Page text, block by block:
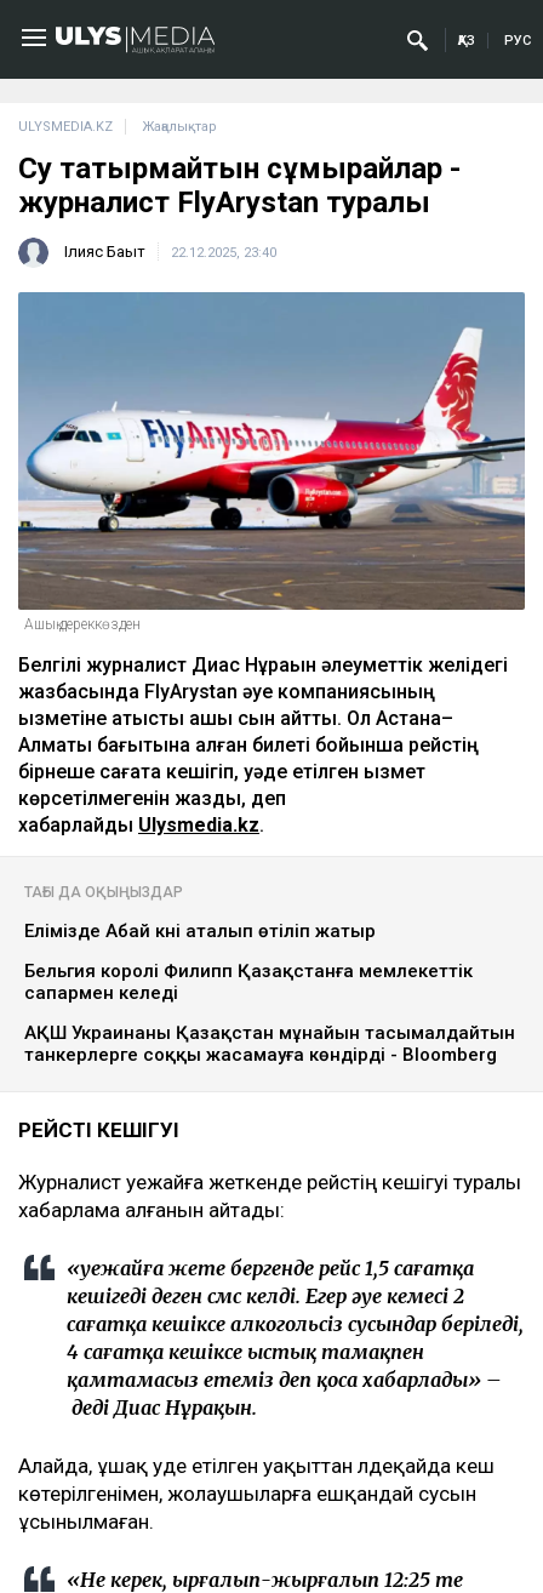
ҚАЗ РУС
ULYSMEDIA.KZ Жаңалықтар
Су татырмайтын сұмырайлар -
журналист FlyArystan туралы
Ілияс Бақыт 22.12.2025, 23:40
Ашық дереккөзден
Белгілі журналист Диас Нұрақын әлеуметтік желідегі
жазбасында FlyArystan әуе компаниясының
қызметіне қатысты ашық сын айтты. Ол Астана–
Алматы бағытына алған билеті бойынша рейстің
бірнеше сағатқа кешігіп, уәде етілген қызмет
көрсетілмегенін жазды, деп
хабарлайды Ulysmedia.kz.
ТАҒЫ ДА ОҚЫҢЫЗДАР
Елімізде Абай күні аталып өтіліп жатыр
Бельгия королі Филипп Қазақстанға мемлекеттік
сапармен келеді
АҚШ Украинаны Қазақстан мұнайын тасымалдайтын
танкерлерге соққы жасамауға көндірді - Bloomberg
РЕЙСТІҢ КЕШІГУІ
Журналист әуежайға жеткенде рейстің кешігуі туралы
хабарлама алғанын айтады:
«Әуежайға жете бергенде рейс 1,5 сағатқа
кешігеді деген смс келді. Егер әуе кемесі 2
сағатқа кешіксе алкогольсіз сусындар беріледі,
4 сағатқа кешіксе ыстық тамақпен
қамтамасыз етеміз деп қоса хабарлады» –
деді Диас Нұрақын.
Алайда, ұшақ уәде етілген уақыттан әлдеқайда кеш
көтерілгенімен, жолаушыларға ешқандай сусын
ұсынылмаған.
«Не керек, ырғалып-жырғалып 12:25 те